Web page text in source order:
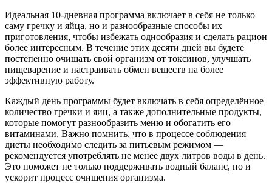
Идеальная 10-дневная программа включает в себя не только
саму гречку и яйца, но и разнообразные способы их
приготовления, чтобы избежать однообразия и сделать рацион
более интересным. В течение этих десяти дней вы будете
постепенно очищать свой организм от токсинов, улучшать
пищеварение и настраивать обмен веществ на более
эффективную работу.
Каждый день программы будет включать в себя определённое
количество гречки и яиц, а также дополнительные продукты,
которые помогут разнообразить меню и обогатить его
витаминами. Важно помнить, что в процессе соблюдения
диеты необходимо следить за питьевым режимом —
рекомендуется употреблять не менее двух литров воды в день.
Это поможет не только поддерживать водный баланс, но и
ускорит процесс очищения организма.